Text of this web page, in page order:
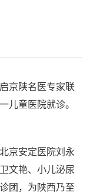
京陕名医专家联
儿童医院就诊。
京安定医院刘永
文艳、小儿泌尿
团，为陕西乃至